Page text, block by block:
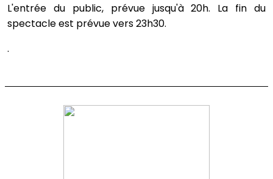
L'entrée du public, prévue jusqu'à 20h. La fin du
spectacle est prévue vers 23h30.
.